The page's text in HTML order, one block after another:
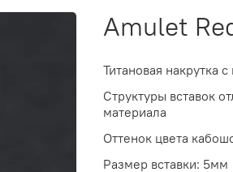
Amulet
Титановая накрутка с
Cтруктуры вставок
материала
Оттенок цвета
Размер вставки: 5мм